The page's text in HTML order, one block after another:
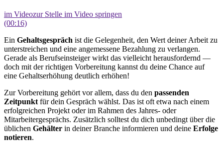
im Videozur Stelle im Video springen
(00:16)
Ein Gehaltsgespräch ist die Gelegenheit, den Wert deiner Arbeit zu
unterstreichen und eine angemessene Bezahlung zu verlangen.
Gerade als Berufseinsteiger wirkt das vielleicht herausfordernd —
doch mit der richtigen Vorbereitung kannst du deine Chance auf
eine Gehaltserhöhung deutlich erhöhen!
Zur Vorbereitung gehört vor allem, dass du den passenden
Zeitpunkt für dein Gespräch wählst. Das ist oft etwa nach einem
erfolgreichen Projekt oder im Rahmen des Jahres- oder
Mitarbeitergesprächs. Zusätzlich solltest du dich unbedingt über die
üblichen Gehälter in deiner Branche informieren und deine Erfolge
notieren.